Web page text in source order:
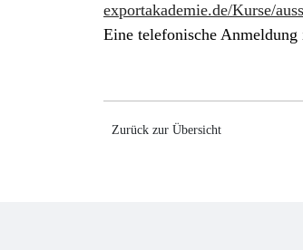
exportakademie.de/Kurse/
Eine telefonische
Zurück zur Übersicht